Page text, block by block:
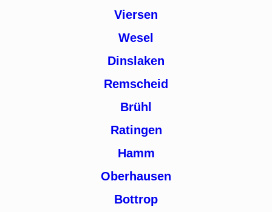
Viersen
Wesel
Dinslaken
Remscheid
Brühl
Ratingen
Hamm
Oberhausen
Bottrop